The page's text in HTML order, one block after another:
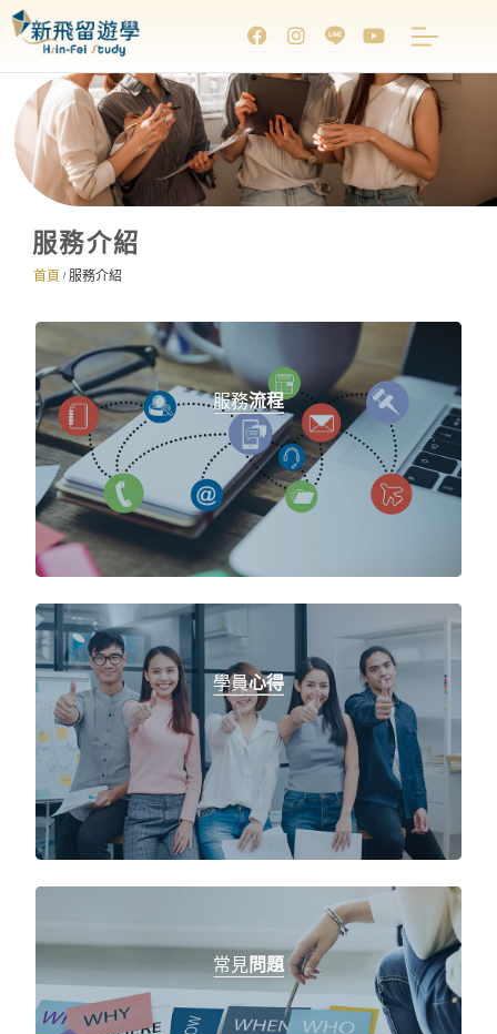
服務介紹
首頁 / 服務介紹
服務流程
學員心得
常見問題